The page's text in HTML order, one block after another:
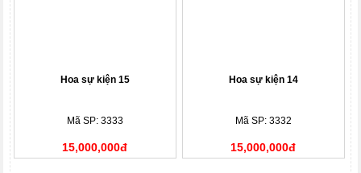
Hoa sự kiện 15
Mã SP: 3333
15,000,000đ
Hoa sự kiện 14
Mã SP: 3332
15,000,000đ